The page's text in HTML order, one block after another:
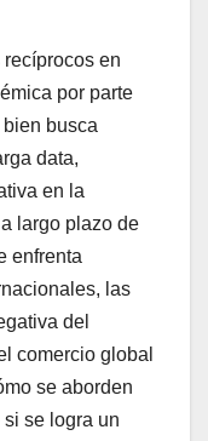
en
por parte
busca
data,
en la
largo plazo de
enfrenta
las
del
comercio global
se aborden
se logra un